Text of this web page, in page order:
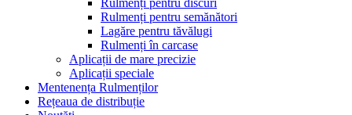
Rulmenți pentru discuri
Rulmenți pentru semănători
Lagăre pentru tăvălugi
Rulmenți în carcase
Aplicații de mare precizie
Aplicații speciale
Mentenența Rulmenților
Rețeaua de distribuție